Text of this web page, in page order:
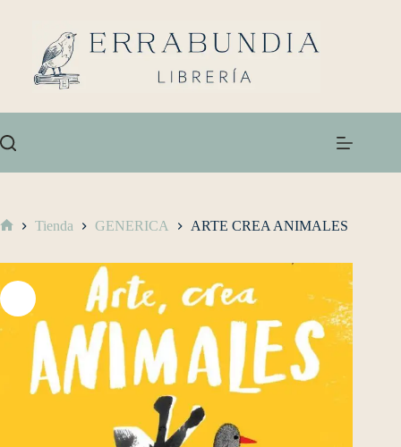
Tienda GENERICA ARTE CREA ANIMALES